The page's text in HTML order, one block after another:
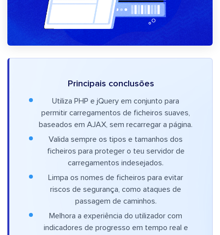
Principais conclusões
Utiliza PHP e jQuery em conjunto para
permitir carregamentos de ficheiros suaves,
baseados em AJAX, sem recarregar a página.
Valida sempre os tipos e tamanhos dos
ficheiros para proteger o teu servidor de
carregamentos indesejados.
Limpa os nomes de ficheiros para evitar
riscos de segurança, como ataques de
passagem de caminhos.
Melhora a experiência do utilizador com
indicadores de progresso em tempo real e